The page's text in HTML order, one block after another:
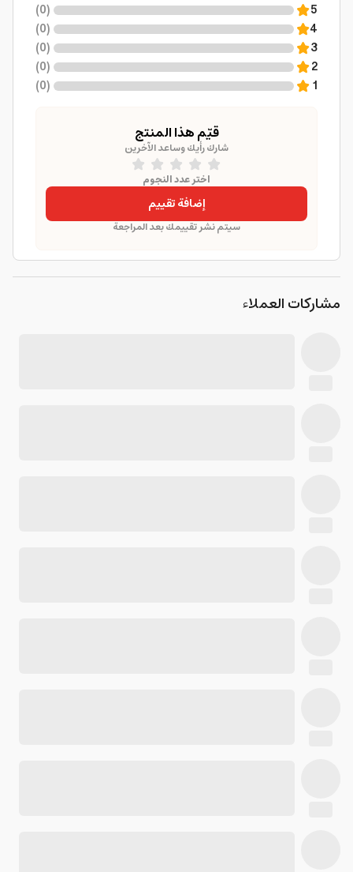
5
(
0
)
4
(
0
)
3
(
0
)
2
(
0
)
1
(
0
)
قيّم هذا المنتج
شارك رأيك وساعد الآخرين
اختر عدد النجوم
إضافة تقييم
سيتم نشر تقييمك بعد المراجعة
مشاركات العملاء